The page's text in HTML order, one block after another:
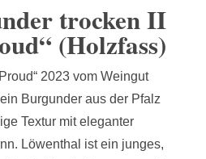
trocken II
(Holzfass)
2023 vom Weingut
Burgunder aus der Pfalz
Textur mit eleganter
Löwenthal ist ein junges,